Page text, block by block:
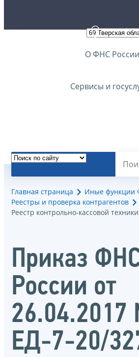
О ФНС России
Сервисы и
Главная страница
Иные функции
Реестры и проверка контрагентов
Реестр контрольно-кассовой техники
Приказ
России от
ЕД-7-20/